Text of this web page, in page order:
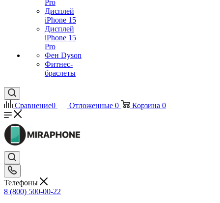
Pro
Дисплей
iPhone 15
Дисплей
iPhone 15
Pro
Фен Dyson
Фитнес-
браслеты
Сравнение0 Отложенные 0 Корзина 0
Телефоны
8 (800) 500-00-22